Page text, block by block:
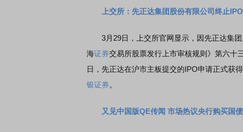
上交所：先正达集团股份有限公司终止IPO
3月29日，上交所官网显示，因先正达集团
海证券交易所股票发行上市审核规则》第六十
日，先正达在沪市主板提交的IPO申请正式获
银证券。
又见中国版QE传闻 市场热议央行购买国债